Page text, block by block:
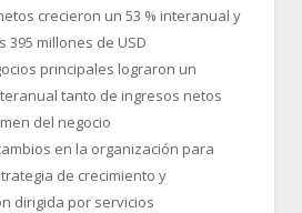
crecieron un 53 % interanual y
395 millones de USD
principales lograron un
tanto de ingresos netos
del negocio
en la organización para
de crecimiento y
dirigida por servicios